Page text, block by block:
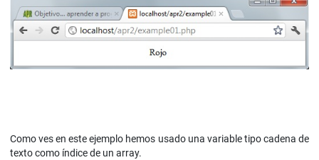
Como ves en este ejemplo hemos usado una variable tipo cadena de
texto como índice de un array.